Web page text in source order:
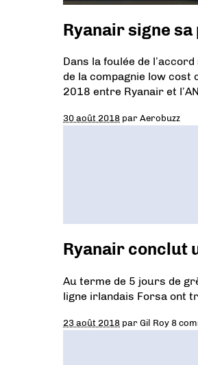
Ryanair signe
Dans la foulée de
de la compagnie low cost
2018 entre Ryanair et
30 août 2018 parAerobuzz
Ryanair conclut
Au terme de 5 jours de
ligne irlandais Forsa ont
23 août 2018 parGil Roy 8